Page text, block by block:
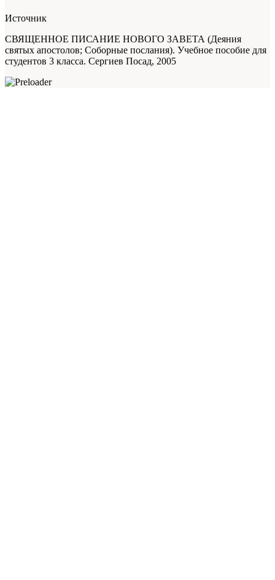
Источник
СВЯЩЕННОЕ ПИСАНИЕ НОВОГО ЗАВЕТА (Деяния
святых апостолов; Соборные послания). Учебное пособие для
студентов 3 класса. Сергиев Посад, 2005